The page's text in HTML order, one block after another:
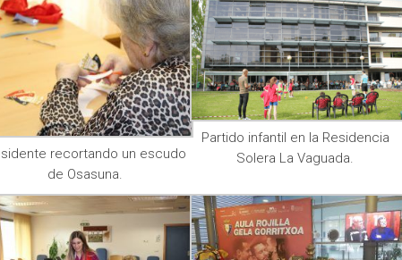
recortando un escudo
de Osasuna.
Partido infantil en la Residencia
Solera La Vaguada.